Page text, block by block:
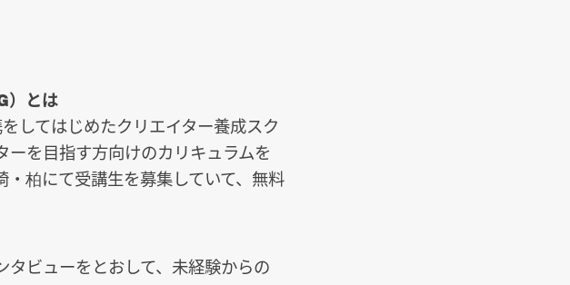
）とは
してはじめたクリエイター養成スク
を目指す方向けのカリキュラムを
柏にて受講生を募集していて、無料
ビューをとおして、未経験からの